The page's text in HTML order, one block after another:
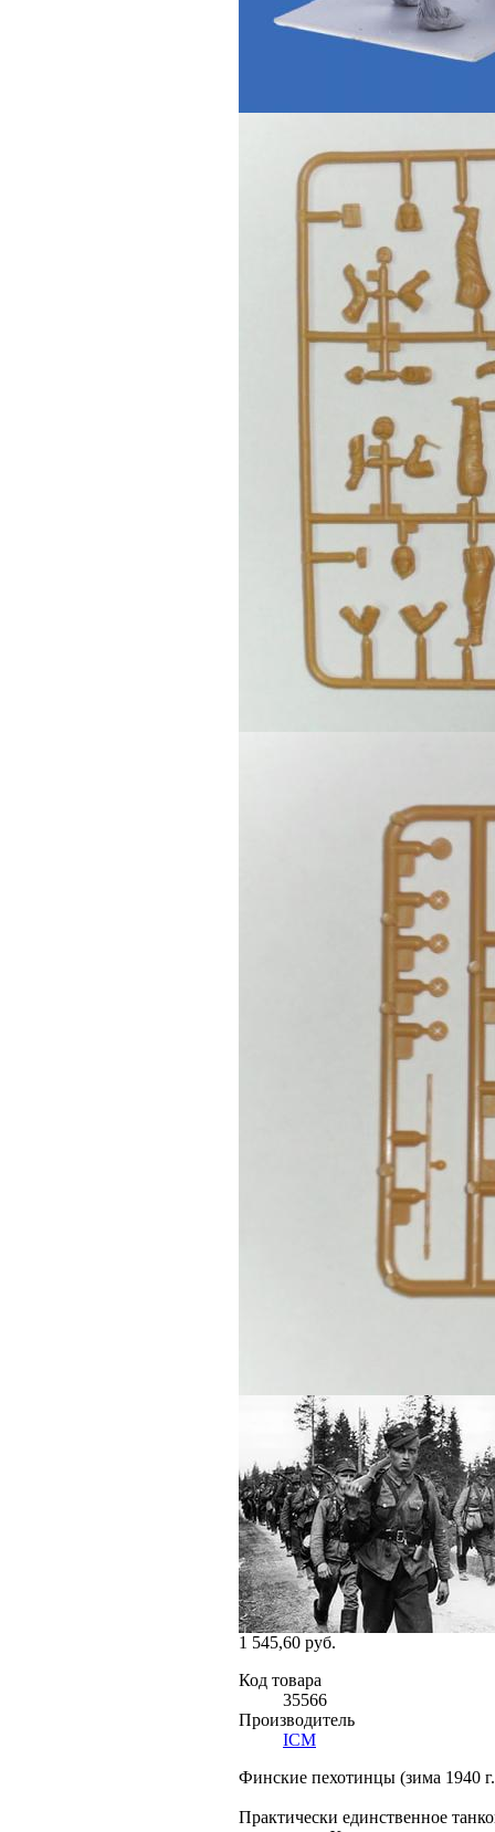
1 545,60 руб.
Код товара
35566
Производитель
ICM
Финские пехотинцы (зима 1940
Практически единственное